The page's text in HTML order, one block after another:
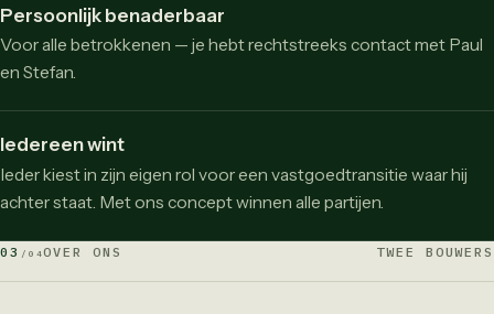
Persoonlijk benaderbaar
Voor alle betrokkenen — je hebt rechtstreeks contact met Paul
en Stefan.
Iedereen wint
Ieder kiest in zijn eigen rol voor een vastgoedtransitie waar hij
achter staat. Met ons concept winnen alle partijen.
03 /04OVER ONS TWEE BOUWERS